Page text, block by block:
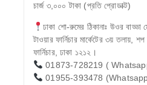
চার্জ ৩,০০০ টাকা (প্রতি প্রোডাক্ট)
ঢাকা শো-রুমের ঠিকানাঃ উওর বাড্ডা
টাওয়ার ফার্নিচার মার্কেটের ৩য় তলায়,
ফার্নিচার, ঢাকা ১২১২।
01873-728219 (
01955-393478